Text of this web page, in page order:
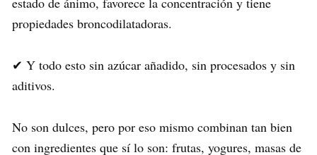
propiedades broncodilatadoras.
✔ Y todo esto sin azúcar añadido, sin procesados y sin
aditivos.
No son dulces, pero por eso mismo combinan tan bien
con ingredientes que sí lo son: frutas, yogures, masas de